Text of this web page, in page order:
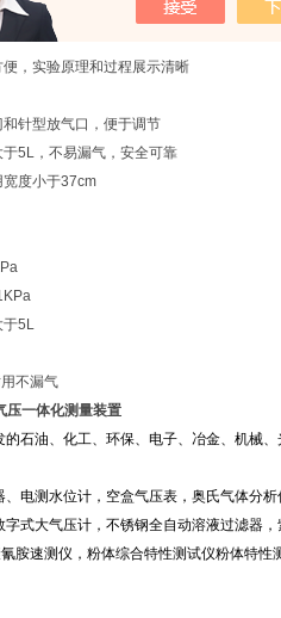
压一体化测量装置
，实验原理和过程展示清晰
针型放气口，便于调节
5L，不易漏气，安全可靠
度小于37cm
于5L
不漏气
压一体化测量装置
石油、化工、环保、电子、冶金、机械
电测水位计，空盒气压表，奥氏气体分
式大气压计，不锈钢全自动溶液过滤器
胺速测仪，粉体综合特性测试仪粉体特